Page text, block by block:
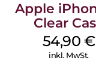
Apple
Clear
MagSafe
54,90 €
inkl. MwSt.